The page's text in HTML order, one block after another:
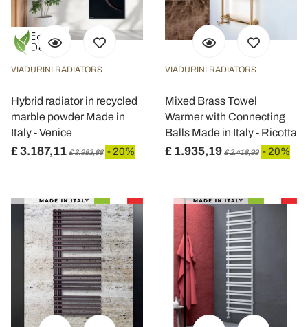
VIADURINI RADIATORS
Hybrid radiator in recycled
marble powder Made in
Italy - Venice
£ 3.187,11 £ 3.983,88 - 20%
VIADURINI RADIATORS
Mixed Brass Towel
Warmer with Connecting
Balls Made in Italy - Ricotta
£ 1.935,19 £ 2.418,99 - 20%